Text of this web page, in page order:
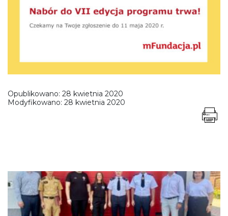
Opublikowano: 28 kwietnia 2020
Modyfikowano: 28 kwietnia 2020